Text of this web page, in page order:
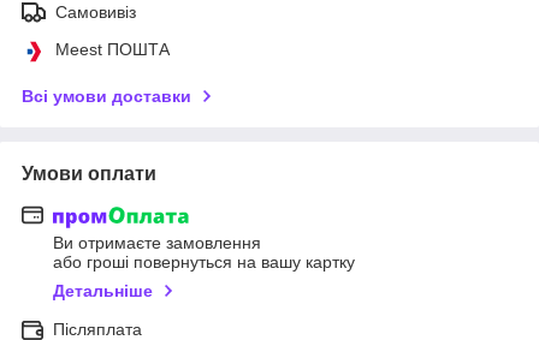
Самовивіз
Meest ПОШТА
Всі умови доставки
Умови оплати
Ви отримаєте замовлення
або гроші повернуться на вашу картку
Детальніше
Післяплата